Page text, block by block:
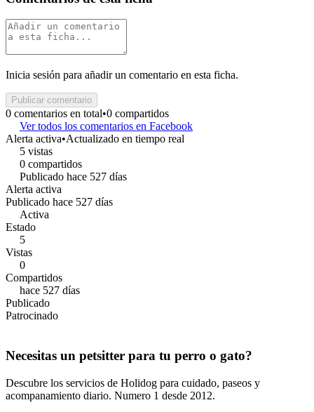
Inicia sesión para añadir un comentario en esta ficha.
Publicar comentario
0 comentarios en total•0 compartidos
Ver todos los comentarios en Facebook
Alerta activa•Actualizado en tiempo real
5 vistas
0 compartidos
Publicado hace 527 días
Alerta activa
Publicado hace 527 días
Activa
Estado
5
Vistas
0
Compartidos
hace 527 días
Publicado
Patrocinado
Necesitas un petsitter para tu perro o gato?
Descubre los servicios de Holidog para cuidado, paseos y
acompanamiento diario. Numero 1 desde 2012.